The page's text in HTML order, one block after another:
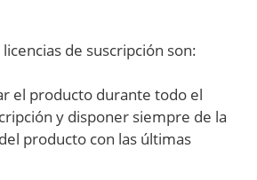
de suscripción son:
el producto durante todo el
y disponer siempre de la
producto con las últimas